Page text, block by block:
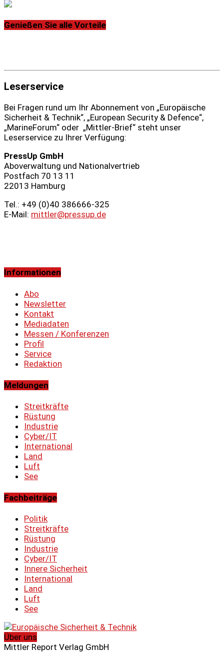
Genießen Sie alle Vorteile
Leserservice
Bei Fragen rund um Ihr Abonnement von „Europäische
Sicherheit & Technik“, „European Security & Defence“,
„MarineForum“ oder „Mittler-Brief“ steht unser
Leserservice zu Ihrer Verfügung:
PressUp GmbH
Aboverwaltung und Nationalvertrieb
Postfach 70 13 11
22013 Hamburg
Tel.: +49 (0)40 386666‑325
E-Mail: mittler@pressup.de
Informationen
Abo
Newsletter
Kontakt
Mediadaten
Messen / Konferenzen
Profil
Service
Redaktion
Meldungen
Streitkräfte
Rüstung
Industrie
Cyber/IT
International
Land
Luft
See
Fachbeiträge
Politik
Streitkräfte
Rüstung
Industrie
Cyber/IT
Innere Sicherheit
International
Land
Luft
See
Über uns
Mittler Report Verlag GmbH